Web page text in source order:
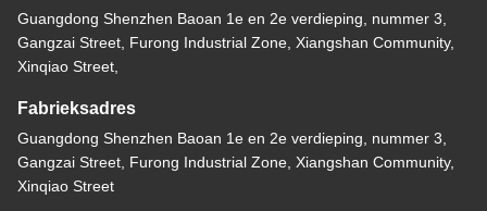
Guangdong Shenzhen Baoan 1e en 2e verdieping, nummer 3,
Gangzai Street, Furong Industrial Zone, Xiangshan Community,
Xinqiao Street,
Fabrieksadres
Guangdong Shenzhen Baoan 1e en 2e verdieping, nummer 3,
Gangzai Street, Furong Industrial Zone, Xiangshan Community,
Xinqiao Street